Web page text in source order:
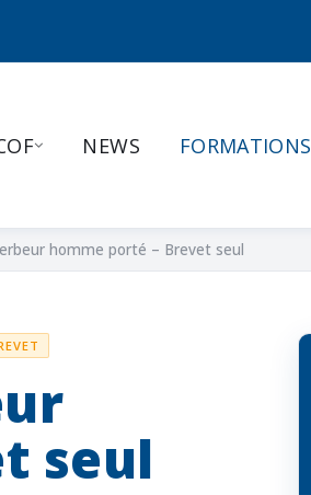
NEWS FORMATIONS
homme porté – Brevet seul
seul